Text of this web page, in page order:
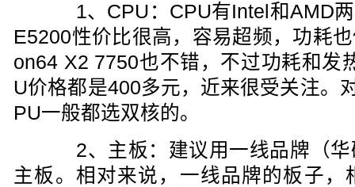
1、CPU：CPU有Intel和AMD两
E5200性价比很高，容易超频，功耗
on64 X2 7750也不错，不过功耗和发
U价格都是400多元，近来很受关注。
PU一般都选双核的。
2、主板：建议用一线品牌（华
主板。相对来说，一线品牌的板子，